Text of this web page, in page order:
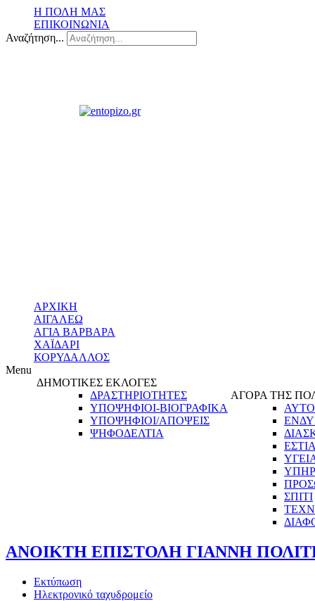
Η ΠΟΛΗ ΜΑΣ
ΕΠΙΚΟΙΝΩΝΙΑ
Αναζήτηση...
ΑΡΧΙΚΗ
ΑΙΓΑΛΕΩ
ΑΓΙΑ ΒΑΡΒΑΡΑ
ΧΑΪΔΑΡΙ
ΚΟΡΥΔΑΛΛΟΣ
Menu
ΔΗΜΟΤΙΚΕΣ ΕΚΛΟΓΕΣ
ΔΡΑΣΤΗΡΙΟΤΗΤΕΣ
ΥΠΟΨΗΦΙΟΙ-ΒΙΟΓΡΑΦΙΚΑ
ΥΠΟΨΗΦΙΟΙ/ΑΠΟΨΕΙΣ
ΨΗΦΟΔΕΛΤΙΑ
ΑΓΟΡΑ ΤΗΣ
ΣΠΙΤΙ
ΑΝΟΙΚΤΗ ΕΠΙΣΤΟΛΗ ΓΙΑΝΝΗ
Εκτύπωση
Ηλεκτρονικό ταχυδρομείο